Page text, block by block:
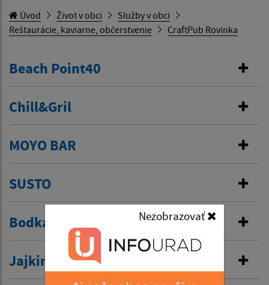
Nezobrazovať
Úvod Život v obci
Služby v obci
Reštaurácie, kaviarne, občerstvenie
CraftPub Rovinka
Beach Point40
Chill&Gril
MOYO BAR
SUSTO
Bodka
Jajkina závislosť